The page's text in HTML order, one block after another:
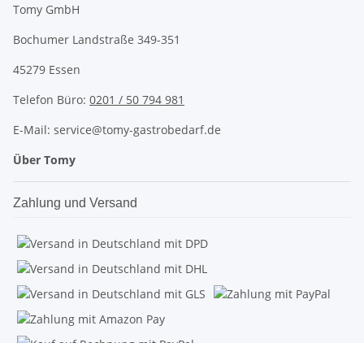
Tomy GmbH
Bochumer Landstraße 349-351
45279 Essen
Telefon Büro: 0201 / 50 794 981
E-Mail: service@tomy-gastrobedarf.de
Über Tomy
Zahlung und Versand